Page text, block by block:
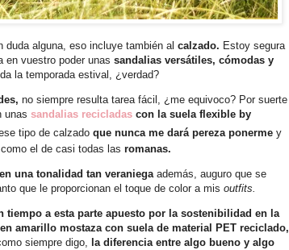
duda alguna, eso incluye también al calzado. Estoy segura
en vuestro poder unas sandalias versátiles, cómodas y
la temporada estival, ¿verdad?
no siempre resulta tarea fácil, ¿me equivoco? Por suerte
unas sandalias recicladascon la suela flexible by
tipo de calzado que nunca me dará pereza ponerme y
el de casi todas las romanas.
en una tonalidad tan veraniegaademás, auguro que se
que le proporcionan el toque de color a mis outfits.
tiempo a esta parte apuesto por la sostenibilidad en la
en amarillo mostaza con suela de material PET reciclado,
siempre digo, la diferencia entre algo bueno y algo